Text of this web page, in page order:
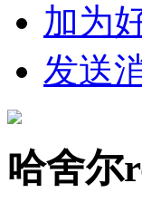
加为
发送
哈舍尔